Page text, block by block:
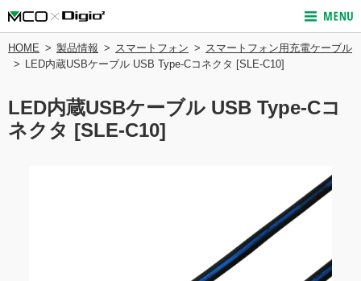
HOME 製品情報 スマートフォン
スマートフォン用充電ケーブル
LED内蔵USBケーブル USB Type-Cコネクタ [SLE-C10]
LED内蔵USBケーブル USB Type-Cコ
ネクタ [SLE-C10]